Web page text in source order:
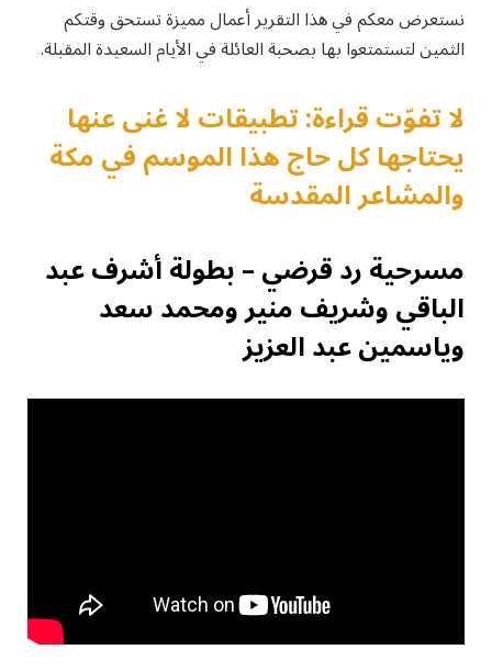
نستعرض معكم في هذا التقرير أعمال مميزة تستحق وقتكم
الثمين لتستمتعوا بها بصحبة العائلة في الأيام السعيدة المقبلة.
لا تفوّت قراءة: تطبيقات لا غنى عنها
يحتاجها كل حاج هذا الموسم في مكة
والمشاعر المقدسة
مسرحية رد قرضي – بطولة أشرف عبد
الباقي وشريف منير ومحمد سعد
وياسمين عبد العزيز